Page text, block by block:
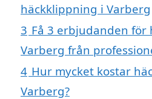
häckklippning i Varberg
3 Få 3 erbjudanden för
Varberg från
4 Hur mycket kostar
Varberg?